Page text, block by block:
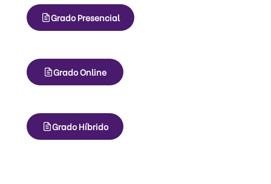
Grado Presencial
Grado Online
Grado Híbrido